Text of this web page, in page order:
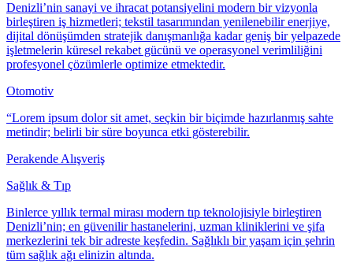
Denizli’nin sanayi ve ihracat potansiyelini modern bir vizyonla
birleştiren iş hizmetleri; tekstil tasarımından yenilenebilir enerjiye,
dijital dönüşümden stratejik danışmanlığa kadar geniş bir yelpazede
işletmelerin küresel rekabet gücünü ve operasyonel verimliliğini
profesyonel çözümlerle optimize etmektedir.
Otomotiv
“Lorem ipsum dolor sit amet, seçkin bir biçimde hazırlanmış sahte
metindir; belirli bir süre boyunca etki gösterebilir.
Perakende Alışveriş
Sağlık & Tıp
Binlerce yıllık termal mirası modern tıp teknolojisiyle birleştiren
Denizli’nin; en güvenilir hastanelerini, uzman kliniklerini ve şifa
merkezlerini tek bir adreste keşfedin. Sağlıklı bir yaşam için şehrin
tüm sağlık ağı elinizin altında.